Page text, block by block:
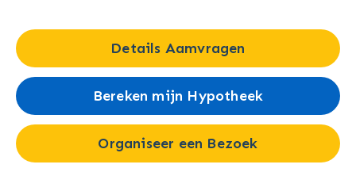
Details Aamvragen
Bereken mijn Hypotheek
Organiseer een Bezoek